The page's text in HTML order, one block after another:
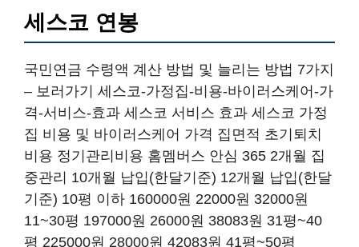
세스코 연봉
국민연금 수령액 계산 방법 및 늘리는 방법 7가지
– 보러가기 세스코-가정집-비용-바이러스케어-가
격-서비스-효과 세스코 서비스 효과 세스코 가정
집 비용 및 바이러스케어 가격 집면적 초기퇴치
비용 정기관리비용 홈멤버스 안심 365 2개월 집
중관리 10개월 납입(한달기준) 12개월 납입(한달
기준) 10평 이하 160000원 22000원 32000원
11~30평 197000원 26000원 38083원 31평~40
평 225000원 28000원 42083원 41평~50평